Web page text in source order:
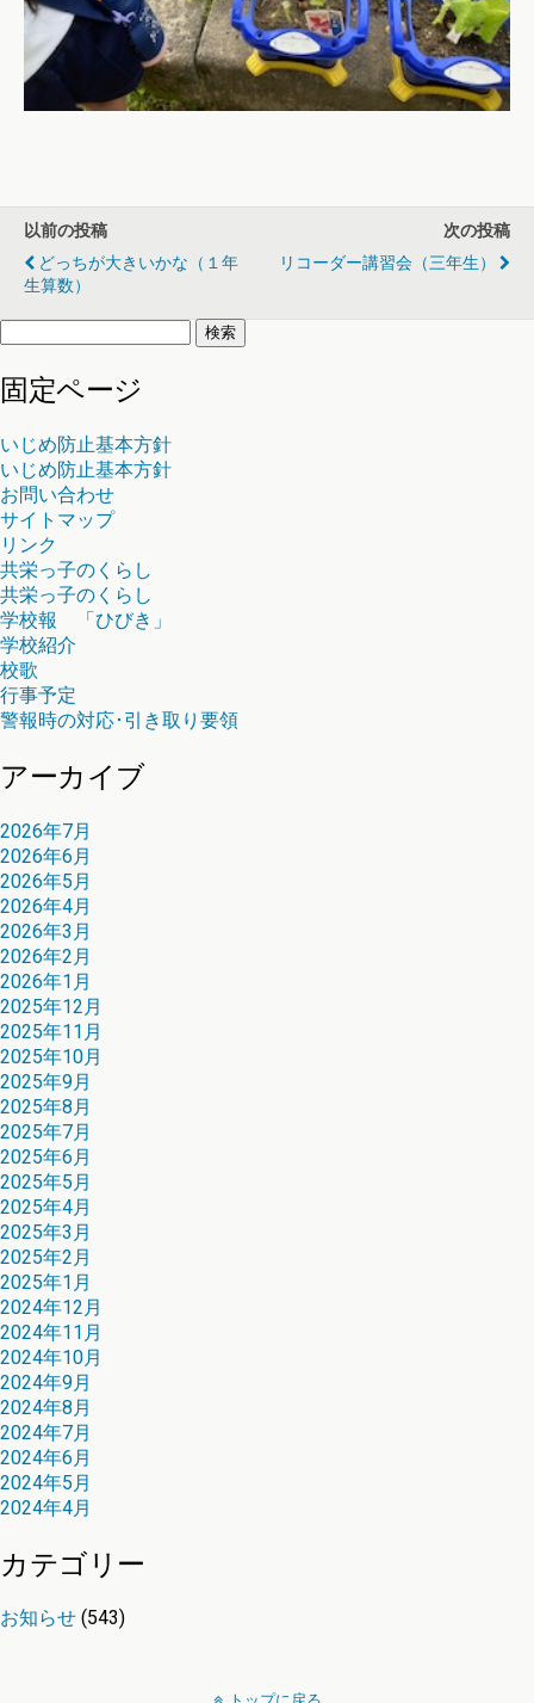
以前の投稿
どっちが大きいかな（１年
生算数）
次の投稿
リコーダー講習会（三年生）
検
固定ページ
いじめ防止基本方針
いじめ防止基本方針
お問い合わせ
サイトマップ
リンク
共栄っ子のくらし
共栄っ子のくらし
学校報 「ひびき」
学校紹介
校歌
行事予定
警報時の対応･引き取り要領
アーカイブ
2026年7月
2026年6月
2026年5月
2026年4月
2026年3月
2026年2月
2026年1月
2025年12月
2025年11月
2025年10月
2025年9月
2025年8月
2025年7月
2025年6月
2025年5月
2025年4月
2025年3月
2025年2月
2025年1月
2024年12月
2024年11月
2024年10月
2024年9月
2024年8月
2024年7月
2024年6月
2024年5月
2024年4月
カテゴリー
お知らせ (543)